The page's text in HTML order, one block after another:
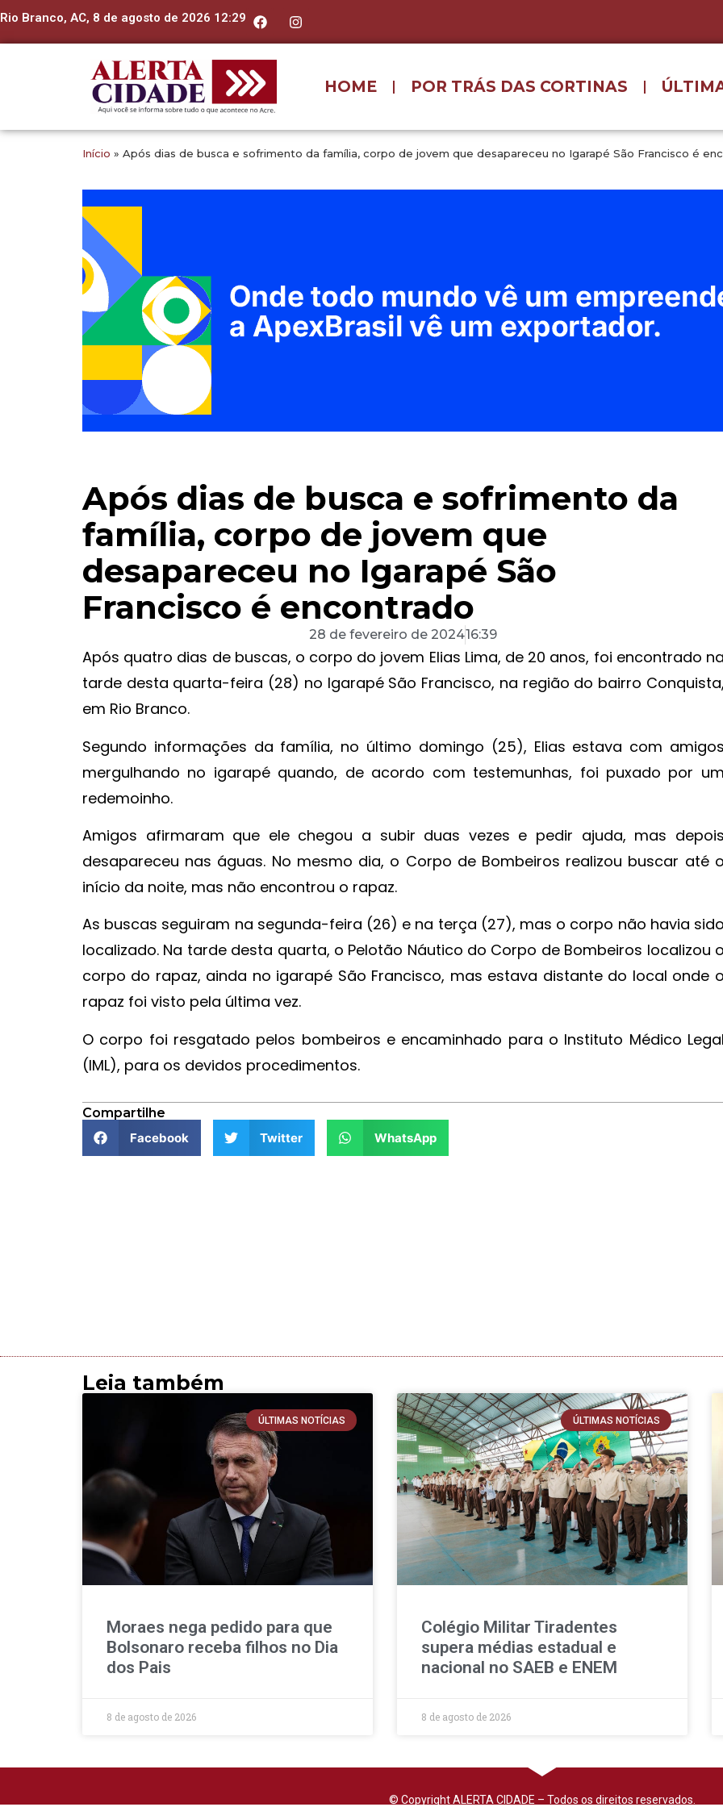
Rio Branco, AC, 8 de agosto de 2026 12:29
HOME POR TRÁS DAS CORTINAS
Início » Após dias de busca e sofrimento da família, corpo de jovem que desapareceu no Igarapé São Francisco é
Após dias de busca e sofrimento da
família, corpo de jovem que
desapareceu no Igarapé São
Francisco é encontrado
28 de fevereiro de 202416:39
Após quatro dias de buscas, o corpo do jovem Elias Lima, de 20 anos, foi encontrado
tarde desta quarta-feira (28) no Igarapé São Francisco, na região do bairro
em Rio Branco.
Segundo informações da família, no último domingo (25), Elias estava com
mergulhando no igarapé quando, de acordo com testemunhas, foi puxado por
redemoinho.
Amigos afirmaram que ele chegou a subir duas vezes e pedir ajuda, mas
desapareceu nas águas. No mesmo dia, o Corpo de Bombeiros realizou buscar até
início da noite, mas não encontrou o rapaz.
As buscas seguiram na segunda-feira (26) e na terça (27), mas o corpo não havia
localizado. Na tarde desta quarta, o Pelotão Náutico do Corpo de Bombeiros localizou
corpo do rapaz, ainda no igarapé São Francisco, mas estava distante do local onde
rapaz foi visto pela última vez.
O corpo foi resgatado pelos bombeiros e encaminhado para o Instituto Médico
(IML), para os devidos procedimentos.
Compartilhe
Facebook
Twitter WhatsApp
Leia também
ÚLTIMAS NOTÍCIAS
Moraes nega pedido para que
Bolsonaro receba filhos no Dia
dos Pais
8 de agosto de 2026
ÚLTIMAS NOTÍCIAS
Colégio Militar Tiradentes
supera médias estadual e
nacional no SAEB e ENEM
8 de agosto de 2026
© Copyright ALERTA CIDADE – Todos os direitos reservados.